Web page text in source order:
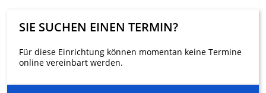
SIE SUCHEN EINEN TERMIN?
Für diese Einrichtung können momentan keine Termine
online vereinbart werden.